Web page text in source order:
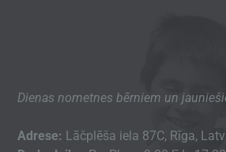
Dienas nometnes bērniem un
Adrese: Lāčplēša iela 87C, Rīga,